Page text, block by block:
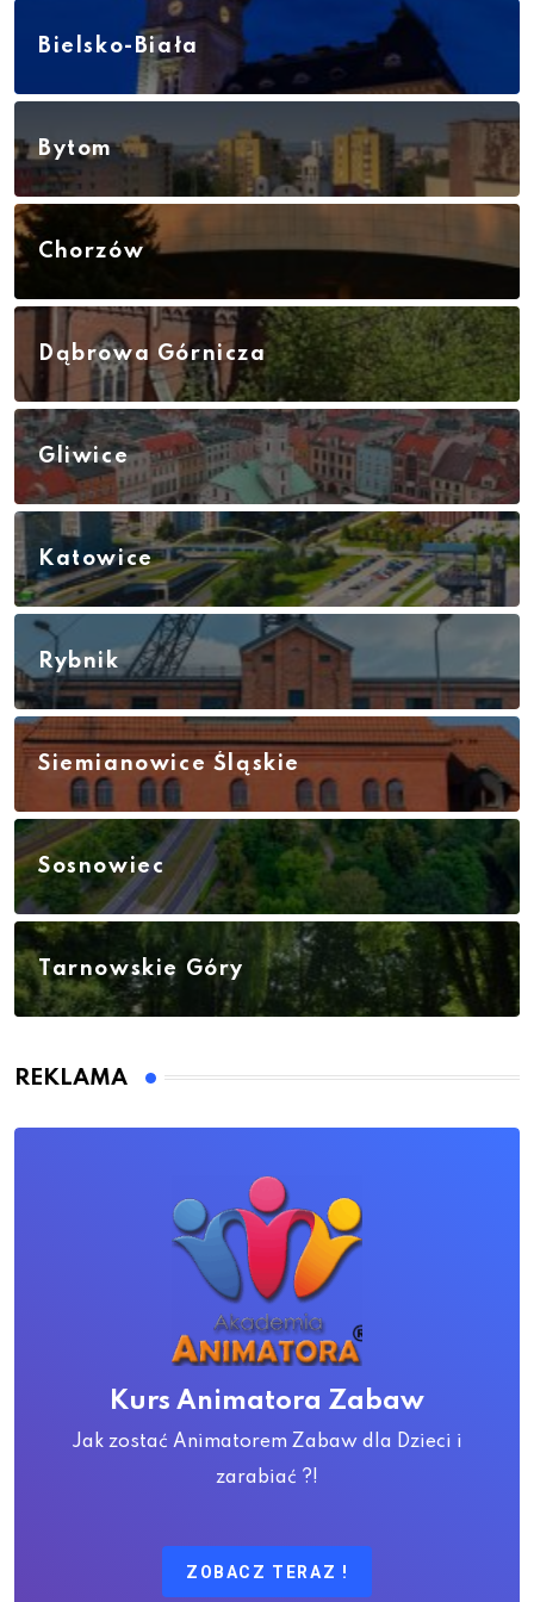
Bielsko-Biała
Bytom
Chorzów
Dąbrowa Górnicza
Gliwice
Katowice
Rybnik
Siemianowice Śląskie
Sosnowiec
Tarnowskie Góry
REKLAMA
Kurs Animatora Zabaw
Jak zostać Animatorem Zabaw dla Dzieci i
zarabiać ?!
ZOBACZ TERAZ !